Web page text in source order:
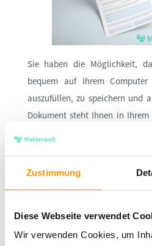
Zustimmung
Diese Webseite verwendet
Wir verwenden Cookies, um
Sie haben die Möglichkeit,
bequem auf Ihrem Computer
auszufüllen, zu speichern und
Dokument steht Ihnen in
Verwendung des Formulars